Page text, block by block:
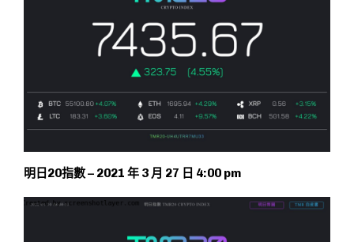
明日20指數 – 2021 年 3 月 27 日 4:00 pm